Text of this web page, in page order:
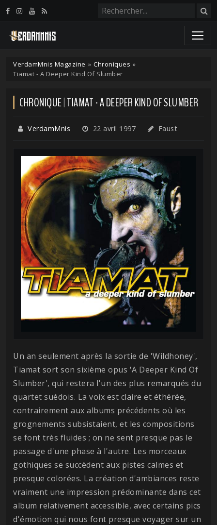
VerdamMnis Magazine » Chroniques »
Tiamat - A Deeper Kind Of Slumber
CHRONIQUE | TIAMAT - A DEEPER KIND OF SLUMBER
VerdamMnis 22 avril 1997 Faust
Un an seulement après la sortie de 'Wildhoney',
Tiamat sort son sixième opus 'A Deeper Kind Of
Slumber', qui restera l'un des plus remarqués du
quartet suédois. La voix est claire et éthérée,
contrairement aux albums précédents où les
grognements subsistaient, et les compositions
se font très fluides ; on ne sent presque pas le
passage d'une phase à l'autre. Les morceaux
gothiques se succèdent aux pistes calmes et
presque colorées. La création d'ambiances reste
vraiment une impression prédominante dans cet
album relativement accessible, avec certains pics
d'émotion qui nous font presque voyager sur un
Panneau de gestion des cookies